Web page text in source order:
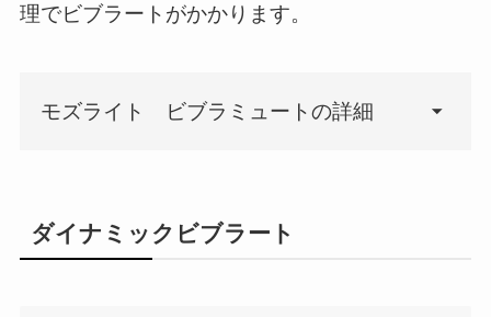
理でビブラートがかかります。
モズライト ビブラミュートの詳細
イントは、2つあります。
ダイナミックビブラート